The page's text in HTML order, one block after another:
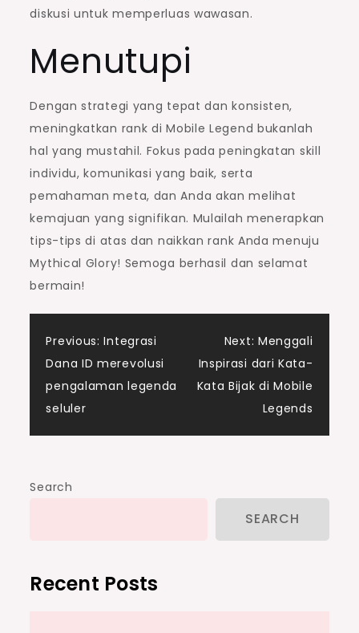
diskusi untuk memperluas wawasan.
Menutupi
Dengan strategi yang tepat dan konsisten,
meningkatkan rank di Mobile Legend bukanlah
hal yang mustahil. Fokus pada peningkatan skill
individu, komunikasi yang baik, serta
pemahaman meta, dan Anda akan melihat
kemajuan yang signifikan. Mulailah menerapkan
tips-tips di atas dan naikkan rank Anda menuju
Mythical Glory! Semoga berhasil dan selamat
bermain!
Post
navigation
Previous: Integrasi
Dana ID merevolusi
pengalaman legenda
seluler
Next: Menggali
Inspirasi dari Kata-
Kata Bijak di Mobile
Legends
Search
SEARCH
Recent Posts